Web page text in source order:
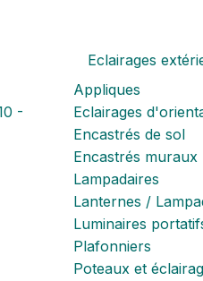
-
Eclairages
Appliques
Eclairages
Encastrés de sol
Encastrés muraux
Lampadaires
Lanternes /
Luminaires
Plafonniers
Poteaux et